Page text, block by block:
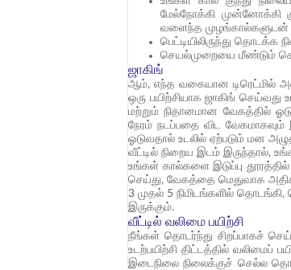
மேல்நோக்கி முன்னோக்கி
வளைந்த முழங்கால்களுடன்
பெட்டியிலிருந்து தொடக்க
செயல்முறையை மீண்டும்
ஜாகிங்
ஆம், எந்த வகையான டிரெட்மில்
ஒரு பயிற்சியாக ஜாகிங் செய்வது
மற்றும் நிதானமான வேகத்தில்
நேரம் நடப்பதை விட
ஓடுவதால் உடலில் ஏற்படும் மன
வீட்டில் நிறைய இடம் இருந்தால்,
உங்கள் கால்களை இடுப்பு
செய்து, வேகத்தை மெதுவாக
3 முதல் 5 நிமிடங்களில் தொடங்கி,
இருக்கும்.
வீட்டில் வலிமை பயிற்சி
நீங்கள் தொடர்ந்து சிறப்பாகச்
உடற்பயிற்சி திட்டத்தில் வலிமைப்
இடைநிலை நிலைக்குச் செல்ல